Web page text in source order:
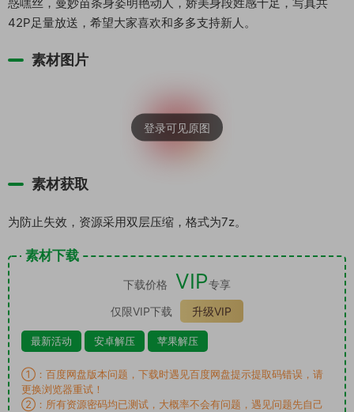
42P足量放送，希望大家喜欢和多多支持新人。
素材图片
素材获取
为防止失效，资源采用双层压缩，格式为7z。
素材下载
下载价格 VIP专享
仅限VIP下载
升级VIP
最新活动 安卓解压 苹果解压
①：百度网盘版本问题，下载时遇见百度网盘提示提取码错误，请
更换浏览器重试！
②：所有资源密码均已测试，大概率不会有问题，遇见问题先自己